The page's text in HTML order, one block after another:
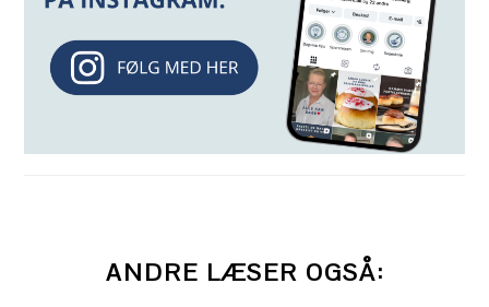
ANDRE LÆSER OGSÅ: